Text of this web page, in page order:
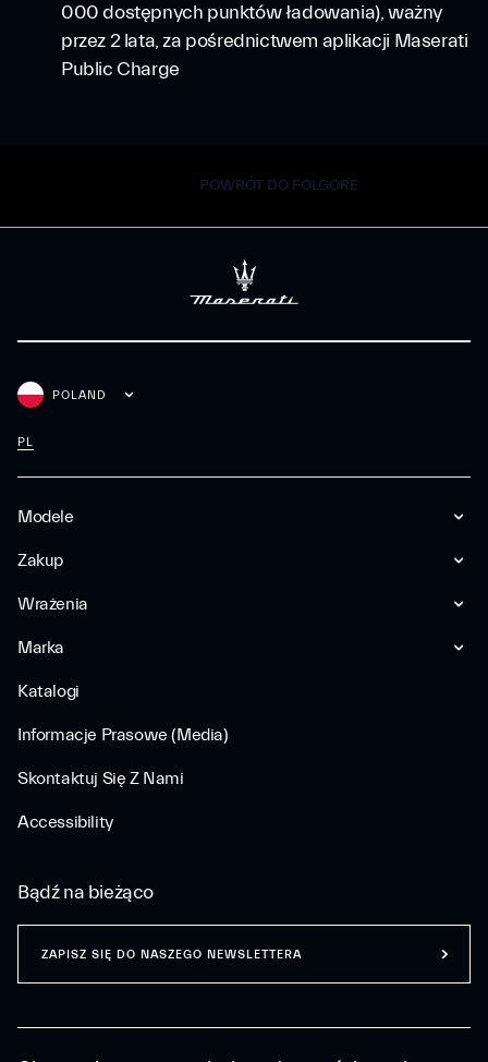
000 dostępnych punktów ładowania), ważny
przez 2 lata, za pośrednictwem aplikacji Maserati
Public Charge
POWRÓT DO FOLGORE
Modele
Zakup
Wrażenia
Marka
Katalogi
Informacje Prasowe (Media)
Skontaktuj Się Z Nami
Accessibility
POLAND
PL
Bądź na bieżąco
ZAPISZ SIĘ DO NASZEGO NEWSLETTERA